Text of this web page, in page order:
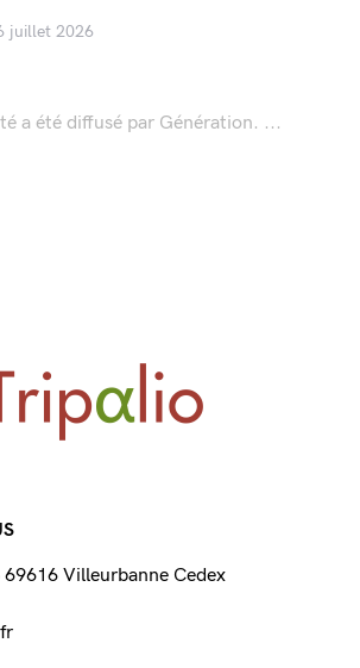
juillet 2026
a été diffusé par Génération. ...
Villeurbanne Cedex